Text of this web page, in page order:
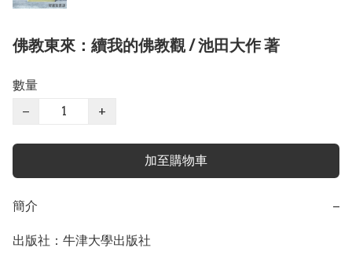
佛教東來：續我的佛教觀 / 池田大作 著
數量
−
+
加至購物車
簡介 −
出版社：牛津大學出版社